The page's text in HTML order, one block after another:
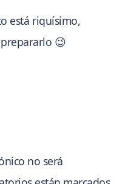
está riquísimo,
😉
no será